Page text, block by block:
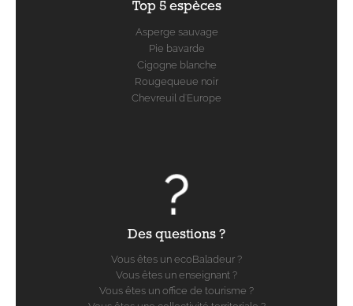
Top 5 espèces
Asperge sauvage
Pie bavarde
Cigogne blanche
Rougequeue noir
Chevreuil d'Europe
Des questions ?
Vous êtes un ecoBaladeur ?
Vous êtes un enseignant ?
Vous êtes un office de tourisme ?